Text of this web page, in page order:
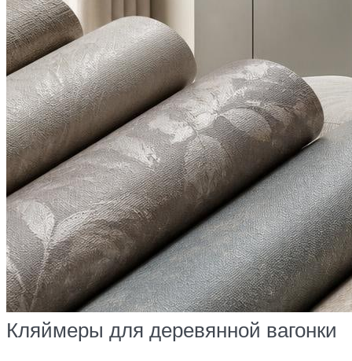
Кляймеры для деревянной вагонки